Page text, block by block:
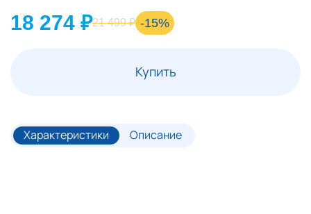
18 274 ₽21 499 ₽ -15%
Купить
Характеристики Описание